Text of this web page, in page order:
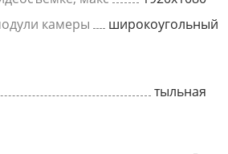
камеры
широкоугольный
тыльная